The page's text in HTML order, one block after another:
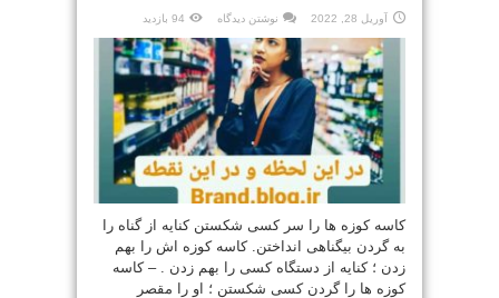
آوریل 28, 2022 نوشتن دیدگاه 94 بازدید
کاسه کوزه ها را سر کسی شکستن کنایه از گناه را
به گردن بیگناهی انداختن. کاسه کوزه اش را بهم
زدن ؛ کنایه از دستگاه کسی را بهم زدن . – کاسه
کوزه ها را گردن کسی شکستن ؛ او را مقصر